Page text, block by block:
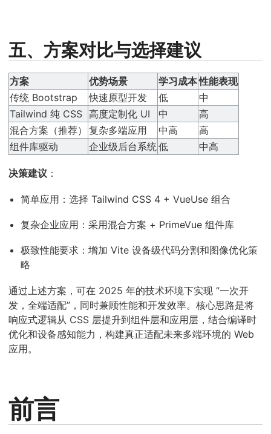
五、方案对比与选择建议
方案 优势场景 学习成本性能表现
传统 Bootstrap
快速原型开发 低
中
Tailwind 纯 CSS 高度定制化 UI 中
高
混合方案（推荐）
复杂多端应用 中高
高
组件库驱动
企业级后台系统低 中高
决策建议 ：
简单应用：选择 Tailwind CSS 4 + VueUse 组合
复杂企业应用：采用混合方案 + PrimeVue 组件库
极致性能要求：增加 Vite 设备级代码分割和图像优化策
略
通过上述方案，可在 2025 年的技术环境下实现 “一次开
发，全端适配”，同时兼顾性能和开发效率。核心思路是将
响应式逻辑从 CSS 层提升到组件层和应用层，结合编译时
优化和设备感知能力，构建真正适配未来多端环境的 Web
应用。
前言